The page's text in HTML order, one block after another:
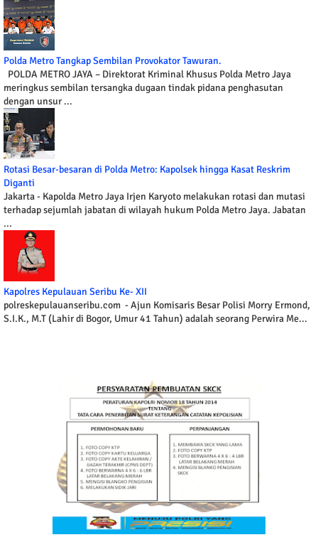
Polda Metro Tangkap Sembilan Provokator Tawuran.
POLDA METRO JAYA – Direktorat Kriminal Khusus Polda Metro Jaya
meringkus sembilan tersangka dugaan tindak pidana penghasutan
dengan unsur ...
Rotasi Besar-besaran di Polda Metro: Kapolsek hingga Kasat Reskrim
Diganti
Jakarta - Kapolda Metro Jaya Irjen Karyoto melakukan rotasi dan mutasi
terhadap sejumlah jabatan di wilayah hukum Polda Metro Jaya. Jabatan
...
Kapolres Kepulauan Seribu Ke- XII
polreskepulauanseribu.com - Ajun Komisaris Besar Polisi Morry Ermond,
S.I.K., M.T (Lahir di Bogor, Umur 41 Tahun) adalah seorang Perwira Me...